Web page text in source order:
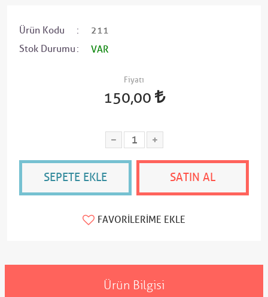
Ürün Kodu
211
Stok Durumu
VAR
Fiyatı
150,00
SEPETE EKLE SATIN AL
FAVORILERIME EKLE
Ürün Bilgisi